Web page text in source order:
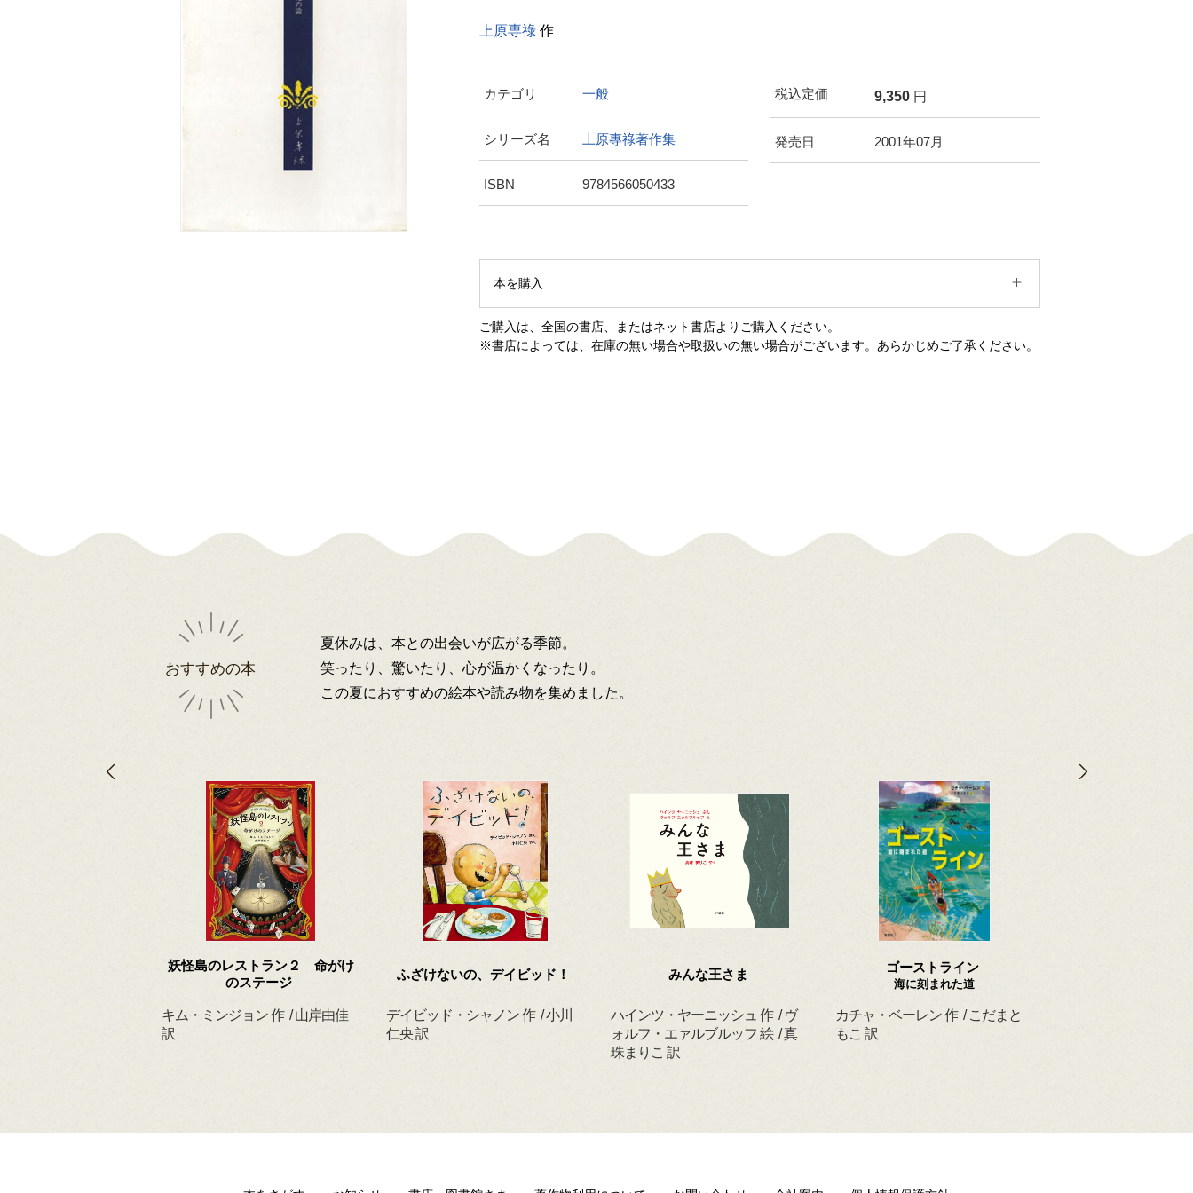
上原専祿作
カテゴリ 一般
シリーズ名 上原專祿著作集
ISBN 9784566050433
税込定価 9,350円
発売日 2001年07月
本を購入
ご購入は、全国の書店、またはネット書店よりご購入ください。
※書店によっては、在庫の無い場合や取扱いの無い場合がございます。あらかじめご了承ください。
おすすめの本
夏休みは、本との出会いが広がる季節。
笑ったり、驚いたり、心が温かくなったり。
この夏におすすめの絵本や読み物を集めました。
妖怪島のレストラン２ 命がけ
のステージ
キム・ミンジョン 作 / 山岸由佳
訳
ふざけないの、デイビッド！
デイビッド・シャノン 作 / 小川
仁央 訳
みんな王さま
ハインツ・ヤーニッシュ 作 / ヴ
ォルフ・エァルブルッフ 絵 / 真
珠まりこ 訳
ゴーストライン
海に刻まれた道
カチャ・ベーレン 作 / こだまと
もこ 訳